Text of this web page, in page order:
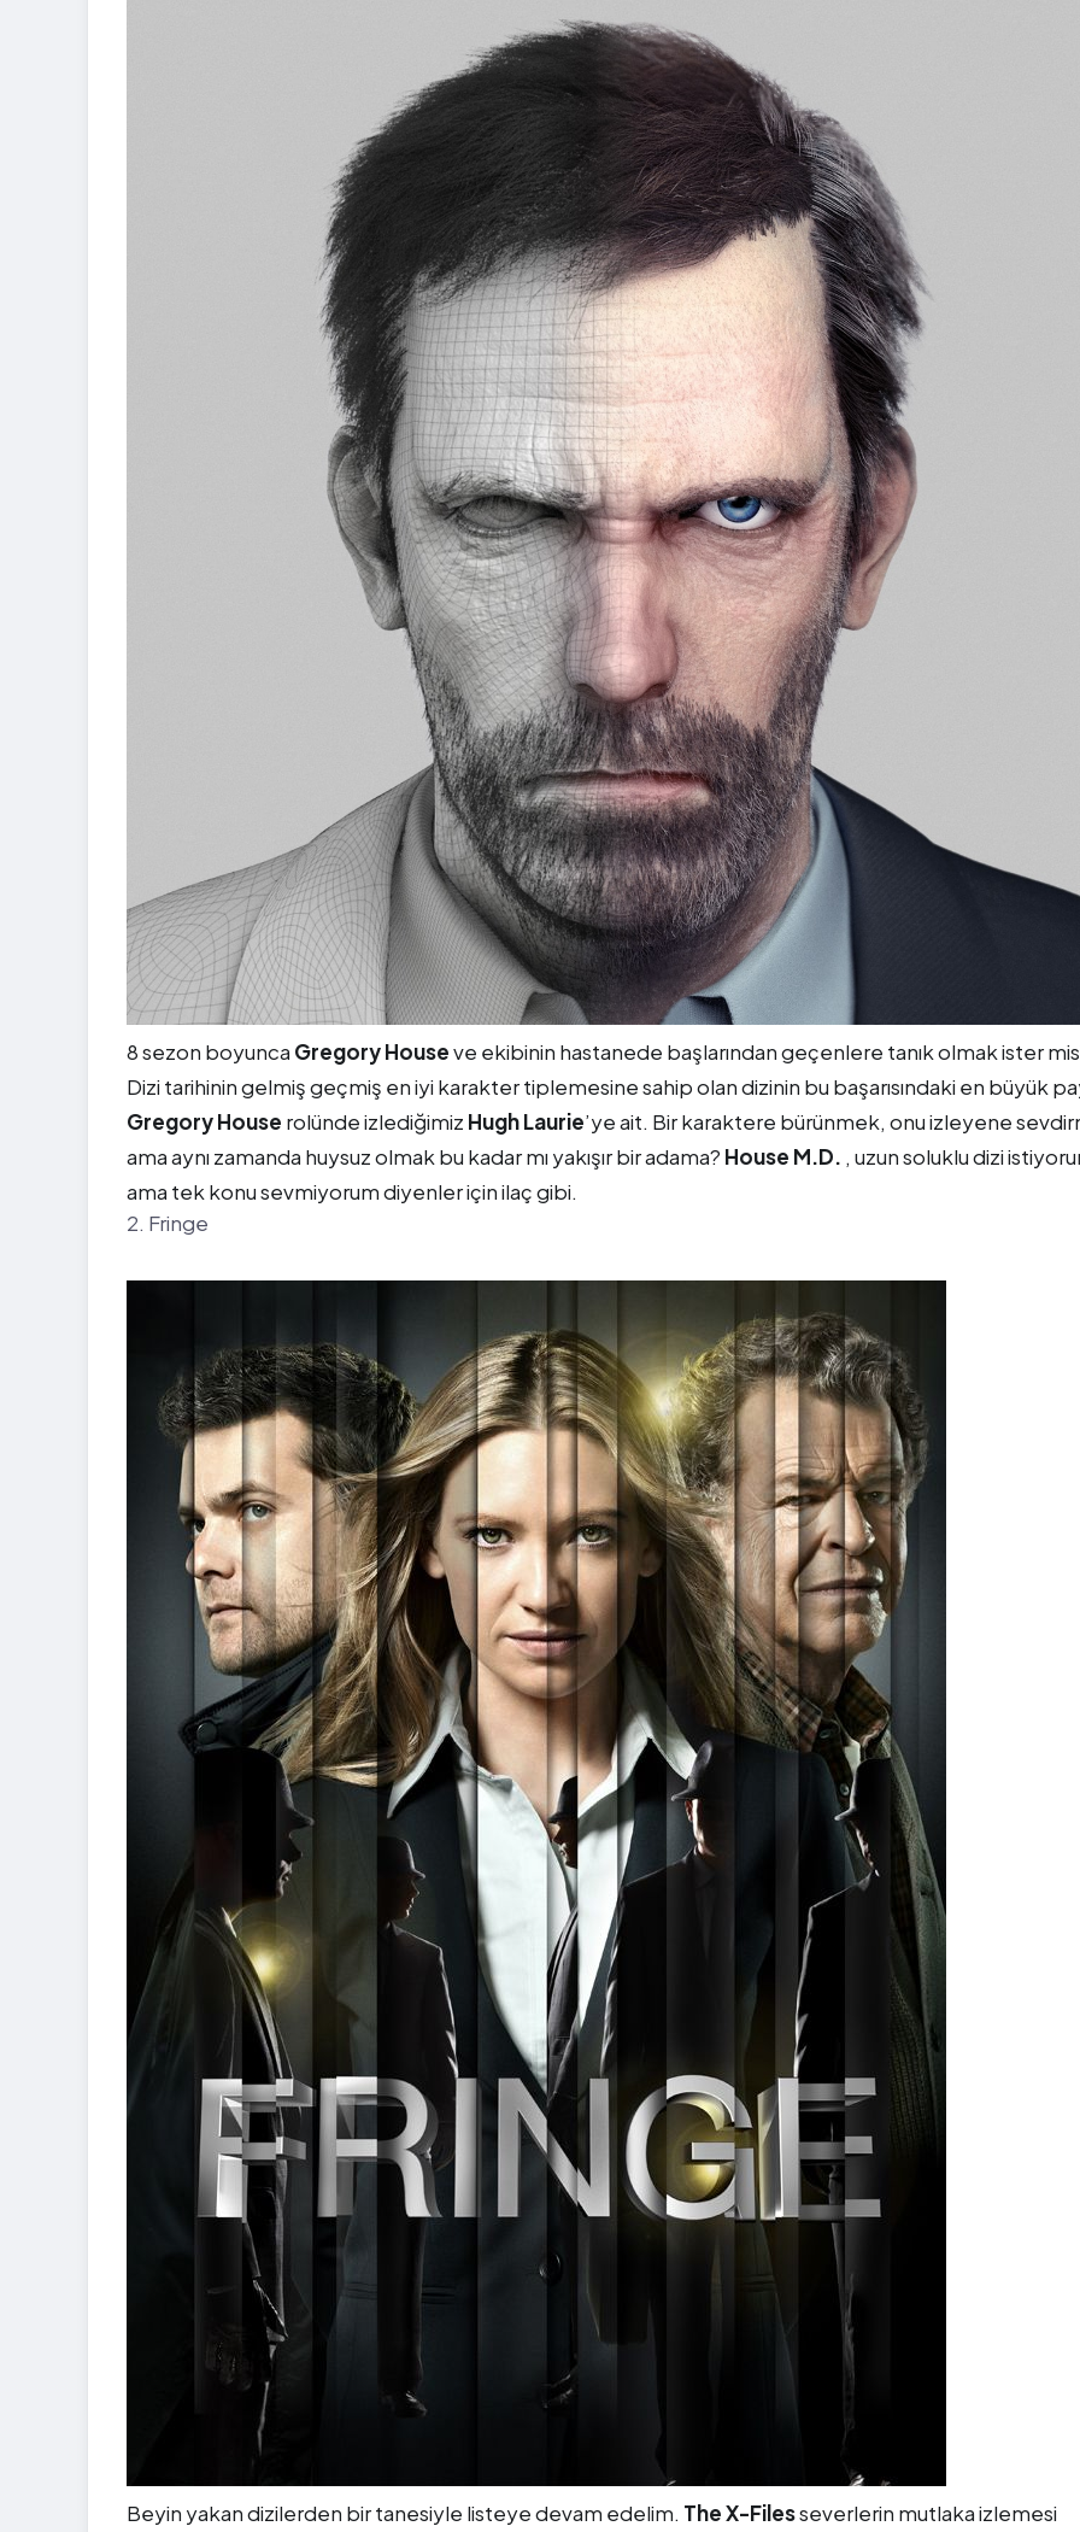
8 sezon boyunca Gregory Houseve ekibinin hastanede başlarından geçenlere tanık olmak ister
Dizi tarihinin gelmiş geçmiş en iyi karakter tiplemesine sahip olan dizinin bu başarısındaki en büyük
Gregory House rolünde izlediğimiz Hugh Laurie’ye ait. Bir karaktere bürünmek, onu izleyene
ama aynı zamanda huysuz olmak bu kadar mı yakışır bir adama? House M.D. , uzun soluklu dizi
ama tek konu sevmiyorum diyenler için ilaç gibi.
2. Fringe
Beyin yakan dizilerden bir tanesiyle listeye devam edelim. The X-Filesseverlerin mutlaka izlemesi